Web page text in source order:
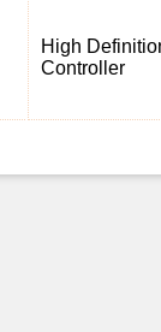
High
Controller